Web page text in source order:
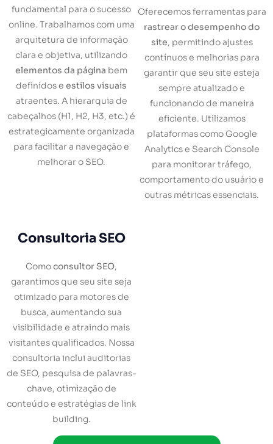
fundamental para o sucesso
online. Trabalhamos com uma
arquitetura de informação
clara e objetiva, utilizando
elementos da página bem
definidos e estilos visuais
atraentes. A hierarquia de
cabeçalhos (H1, H2, H3, etc.) é
estrategicamente organizada
para facilitar a navegação e
melhorar o SEO.
Oferecemos ferramentas para
rastrear o desempenho do
site, permitindo ajustes
contínuos e melhorias para
garantir que seu site esteja
sempre atualizado e
funcionando de maneira
eficiente. Utilizamos
plataformas como Google
Analytics e Search Console
para monitorar tráfego,
comportamento do usuário e
outras métricas essenciais.
Consultoria SEO
Comoconsultor SEO,
garantimos que seu site seja
otimizado para motores de
busca, aumentando sua
visibilidade e atraindo mais
visitantes qualificados. Nossa
consultoria inclui auditorias
de SEO, pesquisa de palavras-
chave, otimização de
conteúdo e estratégias de link
building.